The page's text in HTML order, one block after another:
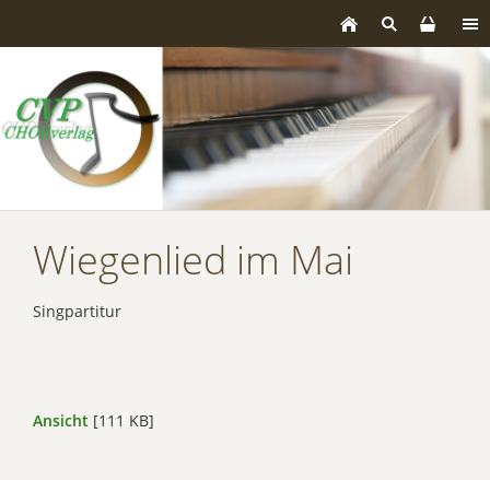
Wiegenlied im Mai
Singpartitur
Ansicht [111 KB]